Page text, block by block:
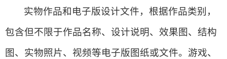
实物作品和电子版设计文件，根据作品类别，
包含但不限于作品名称、设计说明、效果图、结构
图、实物照片、视频等电子版图纸或文件。游戏、